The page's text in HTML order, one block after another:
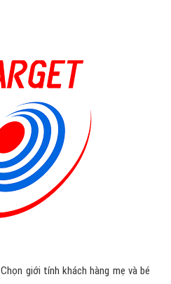
Chọn giới tính khách hàng mẹ và bé